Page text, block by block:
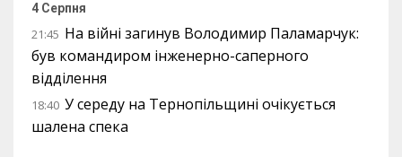
4 Серпня
21:45 На війні загинув Володимир Паламарчук:
був командиром інженерно-саперного
відділення
18:40 У середу на Тернопільщині очікується
шалена спека